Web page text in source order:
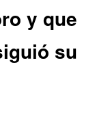
y que
su